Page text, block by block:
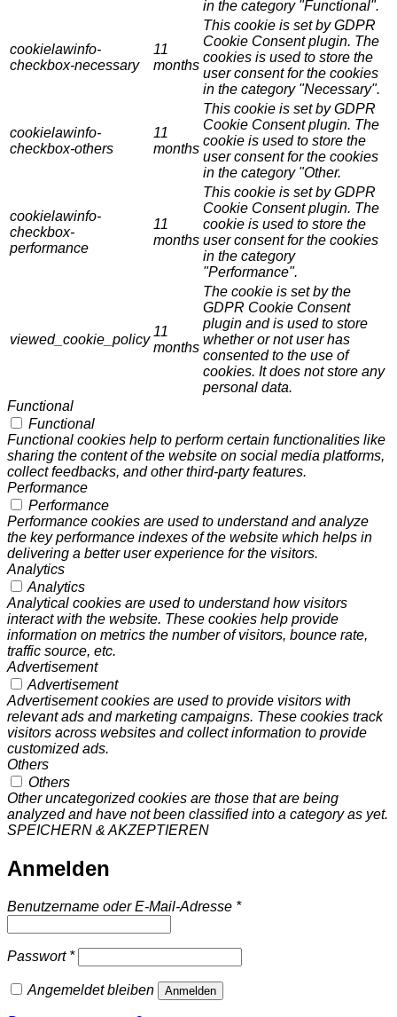
in the category "Functional".
cookielawinfo-
checkbox-necessary
11
months
This cookie is set by GDPR
Cookie Consent plugin. The
cookies is used to store the
user consent for the cookies
in the category "Necessary".
cookielawinfo-
checkbox-others
11
months
This cookie is set by GDPR
Cookie Consent plugin. The
cookie is used to store the
user consent for the cookies
in the category "Other.
cookielawinfo-
checkbox-
performance
11
months
This cookie is set by GDPR
Cookie Consent plugin. The
cookie is used to store the
user consent for the cookies
in the category
"Performance".
viewed_cookie_policy
11
months
The cookie is set by the
GDPR Cookie Consent
plugin and is used to store
whether or not user has
consented to the use of
cookies. It does not store any
personal data.
Functional
Functional
Functional cookies help to perform certain functionalities like
sharing the content of the website on social media platforms,
collect feedbacks, and other third-party features.
Performance
Performance
Performance cookies are used to understand and analyze
the key performance indexes of the website which helps in
delivering a better user experience for the visitors.
Analytics
Analytics
Analytical cookies are used to understand how visitors
interact with the website. These cookies help provide
information on metrics the number of visitors, bounce rate,
traffic source, etc.
Advertisement
Advertisement
Advertisement cookies are used to provide visitors with
relevant ads and marketing campaigns. These cookies track
visitors across websites and collect information to provide
customized ads.
Others
Others
Other uncategorized cookies are those that are being
analyzed and have not been classified into a category as yet.
SPEICHERN & AKZEPTIEREN
Anmelden
Benutzername oder E-Mail-Adresse *Erforderlich
Passwort *Erforderlich
Angemeldet bleiben Anmelden